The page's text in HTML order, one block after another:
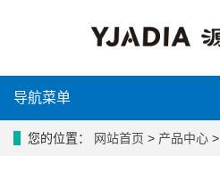
导航菜单
您的位置： 网站首页 > 产品中心 >